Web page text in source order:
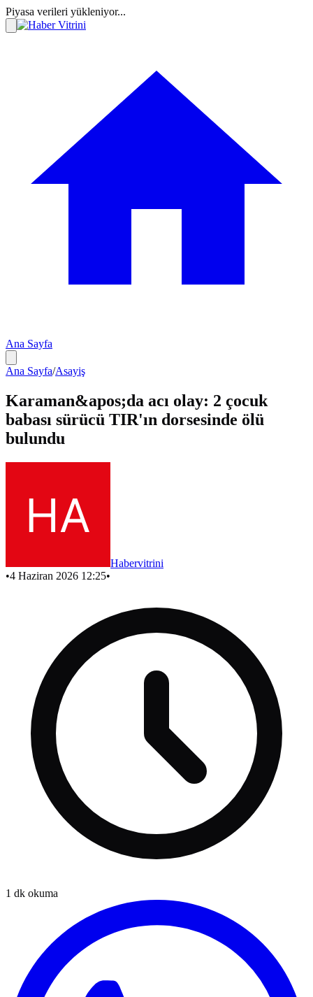
Piyasa verileri yükleniyor...
Ana Sayfa
Ana Sayfa/Asayiş
Karaman&apos;da acı olay: 2 çocuk
babası sürücü TIR'ın dorsesinde ölü
bulundu
Habervitrini
•4 Haziran 2026 12:25•
1 dk okuma